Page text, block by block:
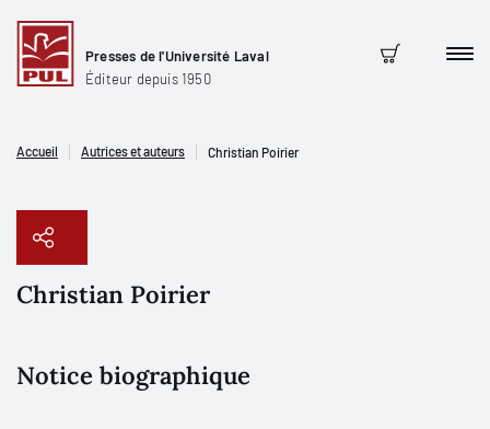
Presses de l'Université Laval
Éditeur depuis 1950
Panier
Accueil Autrices et auteurs Christian Poirier
Christian Poirier
Notice biographique